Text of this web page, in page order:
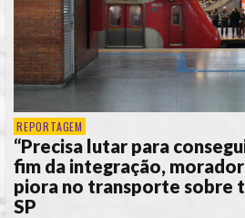
REPORTAGEM
“Precisa lutar para
fim da integração,
piora no transporte sobre
SP